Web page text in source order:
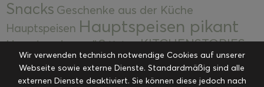
Snacks Geschenke aus der Küche
Hauptspeisen Hauptspeisen pikant
Hauptspeisen süßKekseKITCHENSTORIES
Kuchen, Torten & Desserts Kuchen und
Desserts Kulinarik Kulinarische Mitbringsel &
Wir verwenden technisch notwendige Cookies auf unserer
Webseite sowie externe Dienste. Standardmäßig sind alle
externen Dienste deaktiviert. Sie können diese jedoch nach